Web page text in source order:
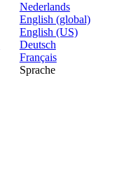
Nederlands
English (global)
English (US)
Deutsch
Français
Sprache